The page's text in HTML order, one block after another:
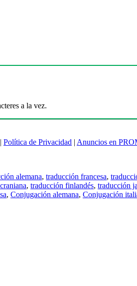
a la vez.
| Política de Privacidad | Anuncios en
alemana, traducción francesa,
, traducción finlandés, traducción
, Conjugación alemana, Conjugación